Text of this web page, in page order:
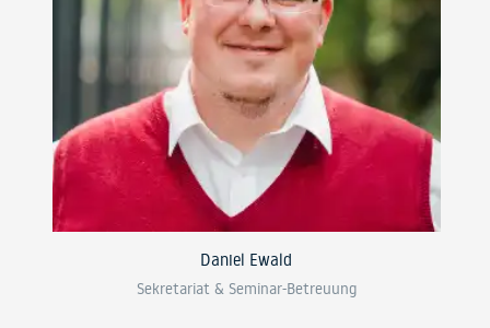
Daniel Ewald
Sekretariat & Seminar-Betreuung